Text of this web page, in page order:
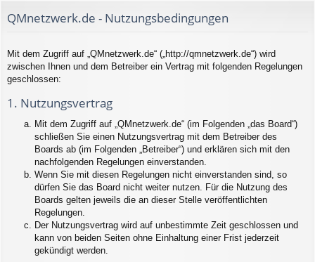
QMnetzwerk.de - Nutzungsbedingungen
Mit dem Zugriff auf „QMnetzwerk.de“ („http://qmnetzwerk.de“) wird
zwischen Ihnen und dem Betreiber ein Vertrag mit folgenden Regelungen
geschlossen:
1. Nutzungsvertrag
Mit dem Zugriff auf „QMnetzwerk.de“ (im Folgenden „das Board“)
schließen Sie einen Nutzungsvertrag mit dem Betreiber des
Boards ab (im Folgenden „Betreiber“) und erklären sich mit den
nachfolgenden Regelungen einverstanden.
Wenn Sie mit diesen Regelungen nicht einverstanden sind, so
dürfen Sie das Board nicht weiter nutzen. Für die Nutzung des
Boards gelten jeweils die an dieser Stelle veröffentlichten
Regelungen.
Der Nutzungsvertrag wird auf unbestimmte Zeit geschlossen und
kann von beiden Seiten ohne Einhaltung einer Frist jederzeit
gekündigt werden.